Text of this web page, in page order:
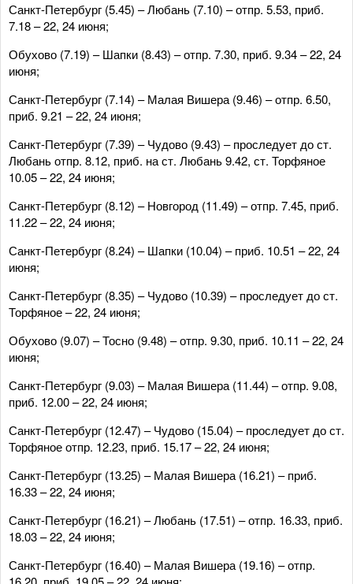
Санкт-Петербург (5.45) – Любань (7.10) – отпр. 5.53, приб.
7.18 – 22, 24 июня;
Обухово (7.19) – Шапки (8.43) – отпр. 7.30, приб. 9.34 – 22, 24
июня;
Санкт-Петербург (7.14) – Малая Вишера (9.46) – отпр. 6.50,
приб. 9.21 – 22, 24 июня;
Санкт-Петербург (7.39) – Чудово (9.43) – проследует до ст.
Любань отпр. 8.12, приб. на ст. Любань 9.42, ст. Торфяное
10.05 – 22, 24 июня;
Санкт-Петербург (8.12) – Новгород (11.49) – отпр. 7.45, приб.
11.22 – 22, 24 июня;
Санкт-Петербург (8.24) – Шапки (10.04) – приб. 10.51 – 22, 24
июня;
Санкт-Петербург (8.35) – Чудово (10.39) – проследует до ст.
Торфяное – 22, 24 июня;
Обухово (9.07) – Тосно (9.48) – отпр. 9.30, приб. 10.11 – 22, 24
июня;
Санкт-Петербург (9.03) – Малая Вишера (11.44) – отпр. 9.08,
приб. 12.00 – 22, 24 июня;
Санкт-Петербург (12.47) – Чудово (15.04) – проследует до ст.
Торфяное отпр. 12.23, приб. 15.17 – 22, 24 июня;
Санкт-Петербург (13.25) – Малая Вишера (16.21) – приб.
16.33 – 22, 24 июня;
Санкт-Петербург (16.21) – Любань (17.51) – отпр. 16.33, приб.
18.03 – 22, 24 июня;
Санкт-Петербург (16.40) – Малая Вишера (19.16) – отпр.